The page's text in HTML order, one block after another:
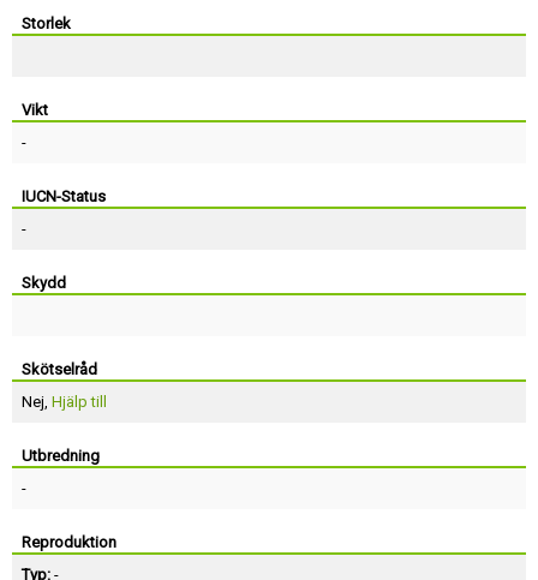
Storlek
Vikt
-
IUCN-Status
-
Skydd
Skötselråd
Nej, Hjälp till
Utbredning
-
Reproduktion
Typ: -